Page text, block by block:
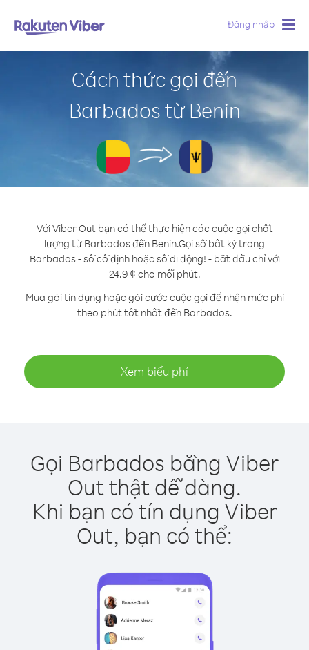
Đăng nhập
Cách thức gọi đến
Barbados từ Benin
Với Viber Out bạn có thể thực hiện các cuộc gọi chất
lượng từ Barbados đến Benin.Gọi số bất kỳ trong
Barbados - số cố định hoặc số di động! - bắt đầu chỉ với
24.9 ¢ cho mỗi phút.
Mua gói tín dụng hoặc gói cước cuộc gọi để nhận mức phí
theo phút tốt nhất đến Barbados.
Xem biểu phí
Gọi Barbados bằng Viber
Out thật dễ dàng.
Khi bạn có tín dụng Viber
Out, bạn có thể: